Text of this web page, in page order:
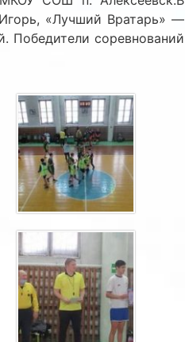
«Лучший Вратарь» —
Победители соревнований